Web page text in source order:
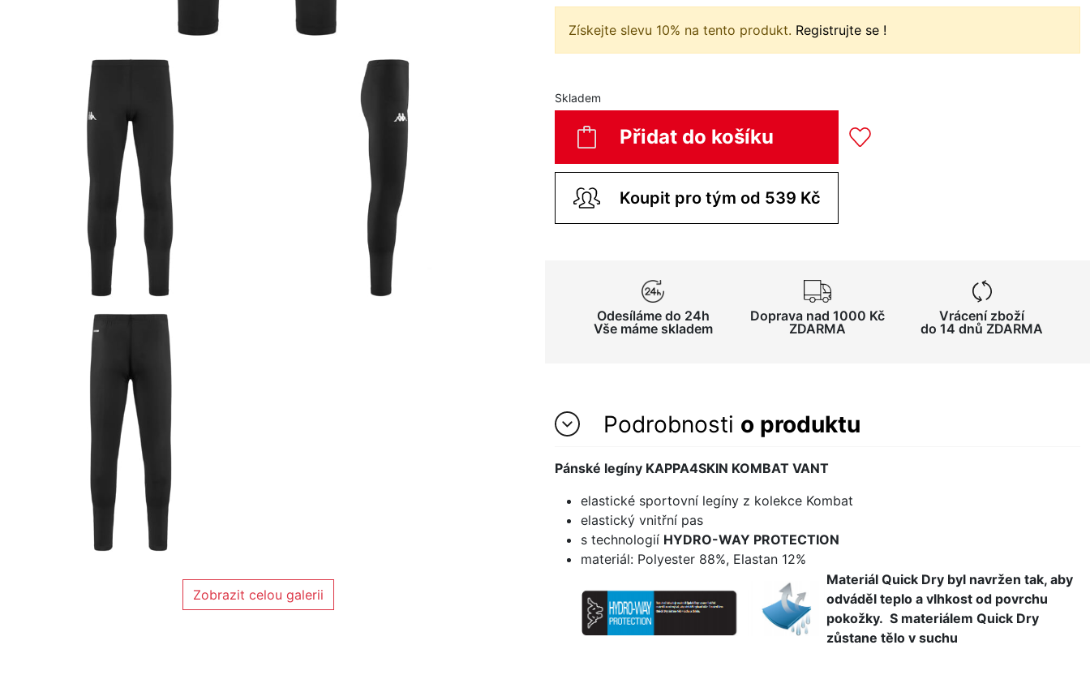
Zobrazit celou galerii
Získejte slevu 10% na tento produkt. Registrujte se !
Skladem
Přidat do košíku
Koupit pro tým od 539 Kč
Odesíláme do 24h
Vše máme skladem
Doprava nad 1000 Kč
ZDARMA
Vrácení zboží
do 14 dnů ZDARMA
Podrobnosti o produktu
Pánské legíny KAPPA4SKIN KOMBAT VANT
elastické sportovní legíny z kolekce Kombat
elastický vnitřní pas
s technologií HYDRO-WAY PROTECTION
materiál: Polyester 88%, Elastan 12%
Materiál Quick Dry byl navržen tak, aby
odváděl teplo a vlhkost od povrchu
pokožky. S materiálem Quick Dry
zůstane tělo v suchu